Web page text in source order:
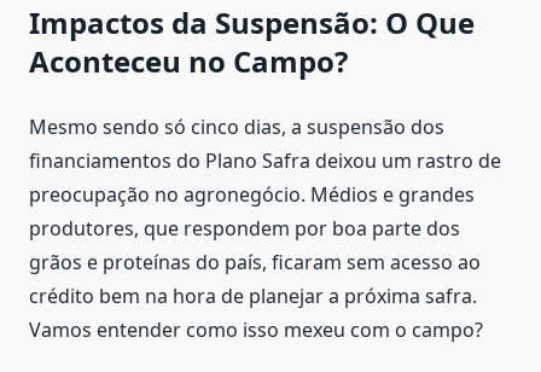
Impactos da Suspensão: O Que
Aconteceu no Campo?
Mesmo sendo só cinco dias, a suspensão dos
financiamentos do Plano Safra deixou um rastro de
preocupação no agronegócio. Médios e grandes
produtores, que respondem por boa parte dos
grãos e proteínas do país, ficaram sem acesso ao
crédito bem na hora de planejar a próxima safra.
Vamos entender como isso mexeu com o campo?